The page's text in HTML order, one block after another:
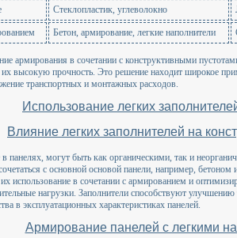
Стеклопластик, углеволокно
Бетон, армирование, легкие наполнители
армирования в сочетании с конструктивными
высокую прочность. Это решение находит широкое
транспортных и монтажных расходов.
Использование легких
Влияние легких заполнителей на
панелях, могут быть как органическими, так и
с основной основой панели, например, бетоном
использование в сочетании с армированием и
нагрузки. Заполнители способствуют улучшению
в эксплуатационных характеристиках панелей.
Армирование панелей с легкими